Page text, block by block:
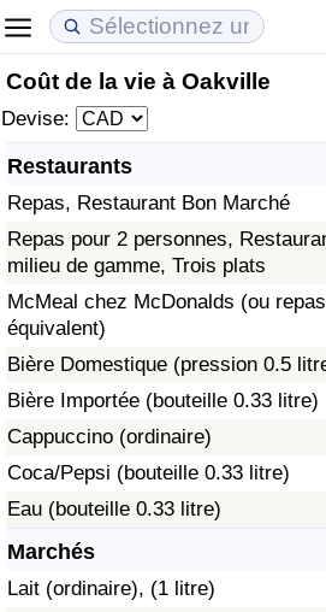
Coût de la vie à Oakville
Devise:
Restaurants
Repas, Restaurant Bon Marché
Repas pour 2 personnes,
milieu de gamme, Trois plats
McMeal chez McDonalds (ou
équivalent)
Bière Domestique (pression 0.5
Bière Importée (bouteille 0.33 litre)
Cappuccino (ordinaire)
Coca/Pepsi (bouteille 0.33 litre)
Eau (bouteille 0.33 litre)
Marchés
Lait (ordinaire), (1 litre)
Coût de la vie
Indice du Coût de la Vie
Indice du coût de la vie par pays
à Akaba
Prix de l'immobilier
Indice des Prix de l'immobilier
Indice des Prix de l'immobilier par
Qualité de Vie
Indice de Qualité de Vie (Actuel)
Indice de qualité de vie par pays
Criminalité
Indice de Criminalité (Actuel)
Indice de Criminalité
Indice de criminalité par pays
Soins de santé